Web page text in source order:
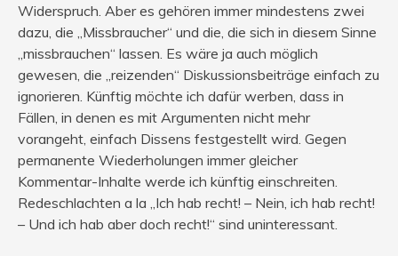
Widerspruch. Aber es gehören immer mindestens zwei
dazu, die „Missbraucher“ und die, die sich in diesem Sinne
„missbrauchen“ lassen. Es wäre ja auch möglich
gewesen, die „reizenden“ Diskussionsbeiträge einfach zu
ignorieren. Künftig möchte ich dafür werben, dass in
Fällen, in denen es mit Argumenten nicht mehr
vorangeht, einfach Dissens festgestellt wird. Gegen
permanente Wiederholungen immer gleicher
Kommentar-Inhalte werde ich künftig einschreiten.
Redeschlachten a la „Ich hab recht! – Nein, ich hab recht!
– Und ich hab aber doch recht!“ sind uninteressant.